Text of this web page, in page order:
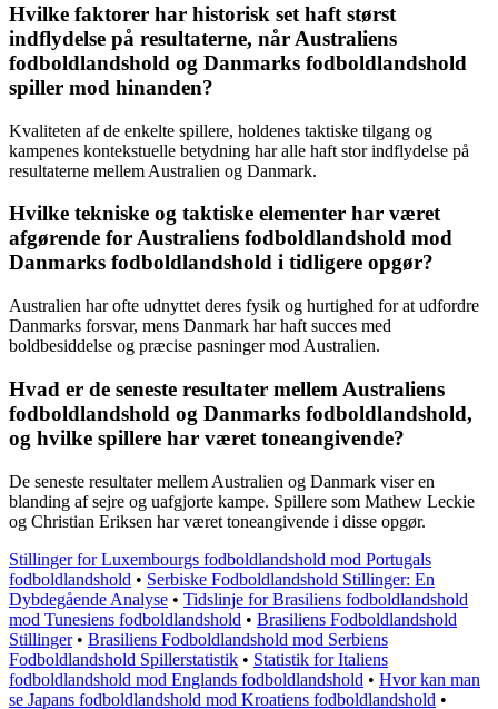
Hvilke faktorer har historisk set haft størst
indflydelse på resultaterne, når Australiens
fodboldlandshold og Danmarks fodboldlandshold
spiller mod hinanden?
Kvaliteten af de enkelte spillere, holdenes taktiske tilgang og
kampenes kontekstuelle betydning har alle haft stor indflydelse på
resultaterne mellem Australien og Danmark.
Hvilke tekniske og taktiske elementer har været
afgørende for Australiens fodboldlandshold mod
Danmarks fodboldlandshold i tidligere opgør?
Australien har ofte udnyttet deres fysik og hurtighed for at udfordre
Danmarks forsvar, mens Danmark har haft succes med
boldbesiddelse og præcise pasninger mod Australien.
Hvad er de seneste resultater mellem Australiens
fodboldlandshold og Danmarks fodboldlandshold,
og hvilke spillere har været toneangivende?
De seneste resultater mellem Australien og Danmark viser en
blanding af sejre og uafgjorte kampe. Spillere som Mathew Leckie
og Christian Eriksen har været toneangivende i disse opgør.
Stillinger for Luxembourgs fodboldlandshold mod Portugals
fodboldlandshold • Serbiske Fodboldlandshold Stillinger: En
Dybdegående Analyse • Tidslinje for Brasiliens fodboldlandshold
mod Tunesiens fodboldlandshold • Brasiliens Fodboldlandshold
Stillinger• Brasiliens Fodboldlandshold mod Serbiens
Fodboldlandshold Spillerstatistik • Statistik for Italiens
fodboldlandshold mod Englands fodboldlandshold • Hvor kan man
se Japans fodboldlandshold mod Kroatiens fodboldlandshold •